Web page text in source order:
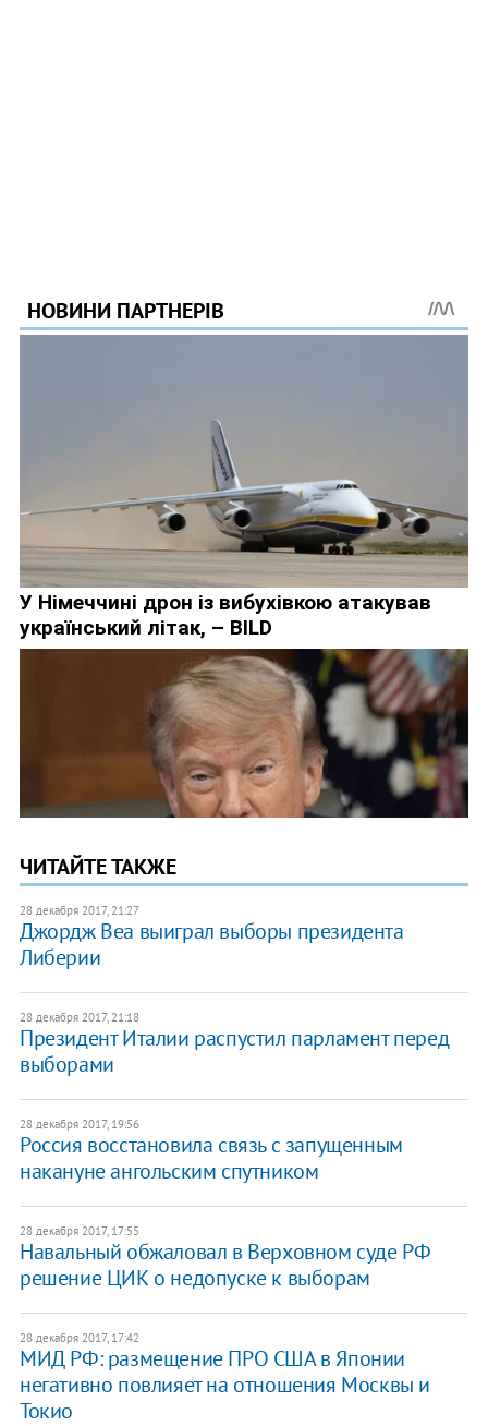
ЧИТАЙТЕ ТАКЖЕ
28 декабря 2017, 21:27
Джордж Веа выиграл выборы президента
Либерии
28 декабря 2017, 21:18
Президент Италии распустил парламент перед
выборами
28 декабря 2017, 19:56
Россия восстановила связь с запущенным
накануне ангольским спутником
28 декабря 2017, 17:55
Навальный обжаловал в Верховном суде РФ
решение ЦИК о недопуске к выборам
28 декабря 2017, 17:42
МИД РФ: размещение ПРО США в Японии
негативно повлияет на отношения Москвы и
Токио